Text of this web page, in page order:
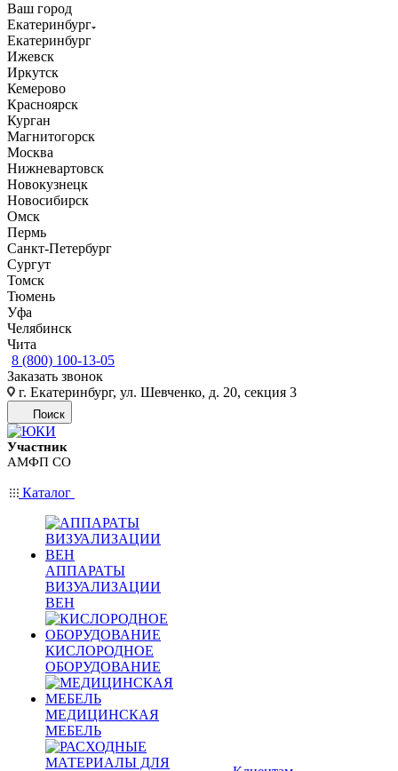
Ваш город
Екатеринбург
Екатеринбург
Ижевск
Иркутск
Кемерово
Красноярск
Курган
Магнитогорск
Москва
Нижневартовск
Новокузнецк
Новосибирск
Омск
Пермь
Санкт-Петербург
Сургут
Томск
Тюмень
Уфа
Челябинск
Чита
8 (800) 100-13-05
Заказать звонок
г. Екатеринбург, ул. Шевченко, д. 20, секция 3
Поиск
Участник
АМФП СО
Каталог
АППАРАТЫ
ВИЗУАЛИЗАЦИИ
ВЕН
КИСЛОРОДНОЕ
ОБОРУДОВАНИЕ
МЕДИЦИНСКАЯ
МЕБЕЛЬ